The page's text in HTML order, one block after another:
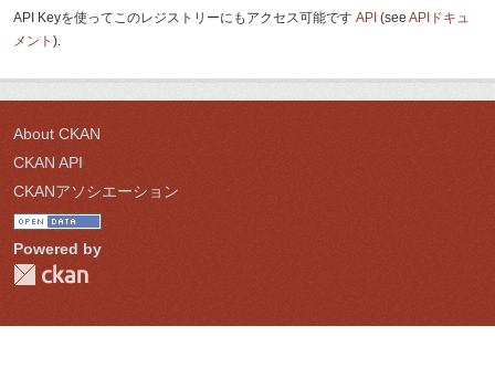
API Keyを使ってこのレジストリーにもアクセス可能です API (see APIドキュ
メント ).
About CKAN
CKAN API
CKANアソシエーション
Powered by